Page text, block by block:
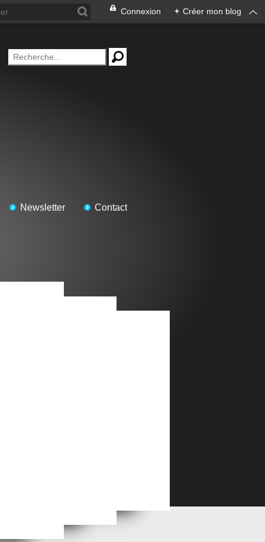
Connexion + Créer mon blog
Newsletter Contact
Collectif Matières Sensibles 2026 Exposition de photographie